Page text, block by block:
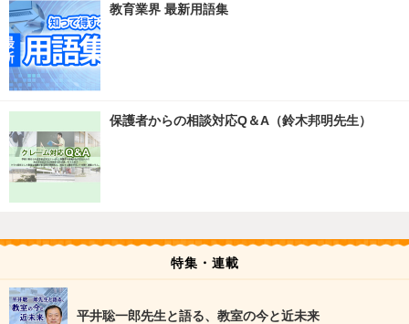
教育業界 最新用語集
保護者からの相談対応Q＆A（鈴木邦明先生）
特集・連載
平井聡一郎先生と語る、教室の今と近未来